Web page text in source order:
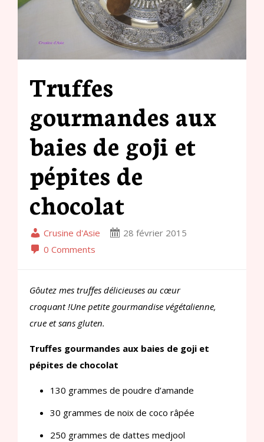
Truffes
gourmandes aux
baies de goji et
pépites de
chocolat
Crusine d'Asie
28 février 2015
0 Comments
Gôutez mes truffes délicieuses au cœur
croquant !Une petite gourmandise végétalienne,
crue et sans gluten.
Truffes gourmandes aux baies de goji et
pépites de chocolat
130 grammes de poudre d’amande
30 grammes de noix de coco râpée
250 grammes de dattes medjool